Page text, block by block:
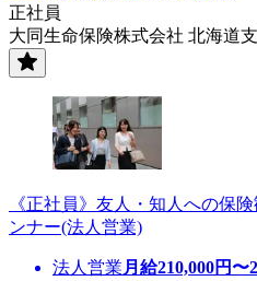
正社員
大同生命保険株式会社 北海道
《正社員》友人・知人への保
ンナー(法人営業)
法人営業 月給210,000円〜